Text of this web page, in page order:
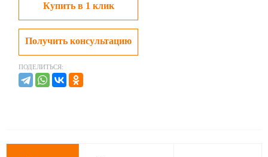
Купить в 1 клик
Получить консультацию
ПОДЕЛИТЬСЯ: